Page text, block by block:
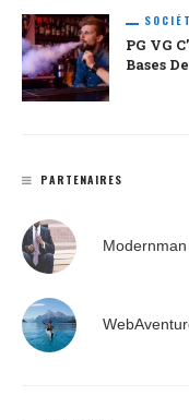
PG VG
Bases
PARTENAIRES
Modernman